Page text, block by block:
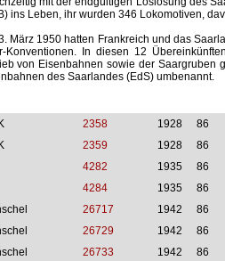
ins Leben, ihr wurden 346 Lokomotiven,
März 1950 hatten Frankreich und das
Konventionen. In diesen 12
von Eisenbahnen sowie der Saargruben
des Saarlandes (EdS) umbenannt.
2358 1928 86
2359 1928 86
4282 1935 86
4284 1935 86
26717 1942 86
26729 1942 86
26733 1942 86